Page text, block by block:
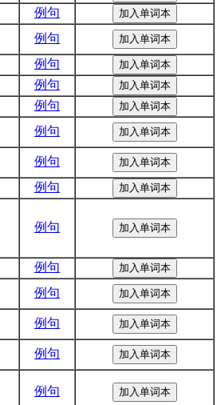
例句
例句
例句
例句
例句
例句
例句
例句
例句
例句
例句
例句
例句
例句